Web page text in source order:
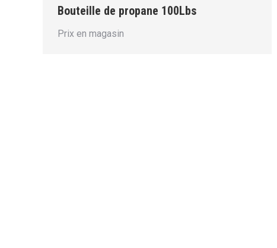
Bouteille de propane 100Lbs
Prix en magasin